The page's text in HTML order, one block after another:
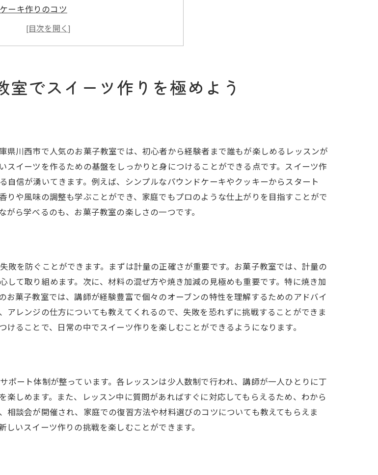
ーキ作りのコツ
も安心！教室のサポート体制
めるレシピの紹介
体験談
菓子教室初心者向け体験の魅力
約とスケジュール
単に作れるレシピ
楽しさをシェア
アットホームな雰囲気
る洋酒を使った大人のスイーツ
扱い方と注意点
ートのアレンジ方法
むお酒とスイーツのペアリング
の特別な贈り物に
ティで話題の人気お菓子教室の特徴
交流を深める企画
る教室の評判
ティバルに出展
でスイーツ作りを極めよう
川西市で人気のお菓子教室では、初心者から経験者まで誰もが楽しめるレッスンが
イーツを作るための基盤をしっかりと身につけることができる点です。スイーツ作
信が湧いてきます。例えば、シンプルなパウンドケーキやクッキーからスタート
や風味の調整も学ぶことができ、家庭でもプロのような仕上がりを目指すことがで
ら学べるのも、お菓子教室の楽しさの一つです。
を防ぐことができます。まずは計量の正確さが重要です。お菓子教室では、計量の
て取り組めます。次に、材料の混ぜ方や焼き加減の見極めも重要です。特に焼き加
菓子教室では、講師が経験豊富で個々のオーブンの特性を理解するためのアドバイ
レンジの仕方についても教えてくれるので、失敗を恐れずに挑戦することができま
ることで、日常の中でスイーツ作りを楽しむことができるようになります。
ート体制が整っています。各レッスンは少人数制で行われ、講師が一人ひとりに丁
しめます。また、レッスン中に質問があればすぐに対応してもらえるため、わから
談会が開催され、家庭での復習方法や材料選びのコツについても教えてもらえま
いスイーツ作りの挑戦を楽しむことができます。